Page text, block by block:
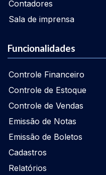
Contadores
Sala de imprensa
Funcionalidades
Controle Financeiro
Controle de Estoque
Controle de Vendas
Emissão de Notas
Emissão de Boletos
Cadastros
Relatórios